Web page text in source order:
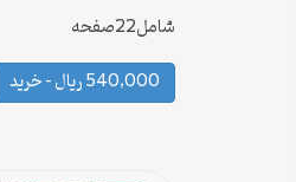
شامل22صفحه
540,000 ریال – خرید